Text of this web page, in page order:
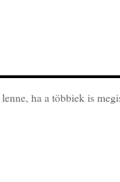
ha a többiek is